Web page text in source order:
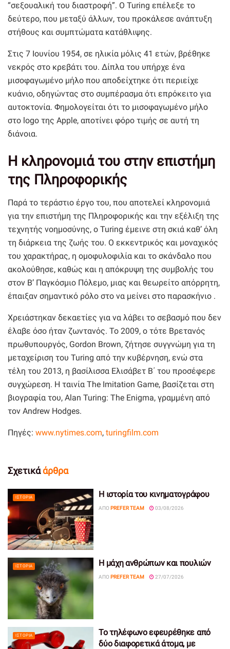
“σεξουαλική του διαστροφή”. Ο Turing επέλεξε το
δεύτερο, που μεταξύ άλλων, του προκάλεσε ανάπτυξη
στήθους και συμπτώματα κατάθλιψης.
Στις 7 Ιουνίου 1954, σε ηλικία μόλις 41 ετών, βρέθηκε
νεκρός στο κρεβάτι του. Δίπλα του υπήρχε ένα
μισοφαγωμένο μήλο που αποδείχτηκε ότι περιείχε
κυάνιο, οδηγώντας στο συμπέρασμα ότι επρόκειτο για
αυτοκτονία. Φημολογείται ότι το μισοφαγωμένο μήλο
στο logo της Apple, αποτίνει φόρο τιμής σε αυτή τη
διάνοια.
Η κληρονομιά του στην επιστήμη
της Πληροφορικής
Παρά το τεράστιο έργο του, που αποτελεί κληρονομιά
για την επιστήμη της Πληροφορικής και την εξέλιξη της
τεχνητής νοημοσύνης, ο Turing έμεινε στη σκιά καθ’ όλη
τη διάρκεια της ζωής του. Ο εκκεντρικός και μοναχικός
του χαρακτήρας, η ομοφυλοφιλία και το σκάνδαλο που
ακολούθησε, καθώς και η απόκρυψη της συμβολής του
στον Β’ Παγκόσμιο Πόλεμο, μιας και θεωρείτο απόρρητη,
έπαιξαν σημαντικό ρόλο στο να μείνει στο παρασκήνιο .
Χρειάστηκαν δεκαετίες για να λάβει το σεβασμό που δεν
έλαβε όσο ήταν ζωντανός. Το 2009, ο τότε Βρετανός
πρωθυπουργός, Gordon Brown, ζήτησε συγγνώμη για τη
μεταχείριση του Turing από την κυβέρνηση, ενώ στα
τέλη του 2013, η βασίλισσα Ελισάβετ Β΄ του προσέφερε
συγχώρεση. H ταινία The Imitation Game, βασίζεται στη
βιογραφία του, Alan Turing: The Enigma, γραμμένη από
τον Andrew Hodges.
Πηγές: www.nytimes.com, turingfilm.com
Σχετικάάρθρα
ΙΣΤΟΡΊΑ Η ιστορία του κινηματογράφου
ΑΠΌ PREFER TEAM 03/08/2026
ΙΣΤΟΡΊΑ Η μάχη ανθρώπων και πουλιών
ΑΠΌ PREFER TEAM 27/07/2026
ΙΣΤΟΡΊΑ
Το τηλέφωνο εφευρέθηκε από
δύο διαφορετικά άτομα, με